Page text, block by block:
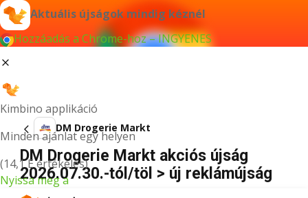
Aktuális újságok mindig kéznél
Hozzáadás a Chrome-hoz – INGYENES
Kimbino applikáció
Minden ajánlat egy helyen
(14,1 E értékelés)
Nyissa meg a
DM Drogerie Markt
DM Drogerie Markt akciós újság
2026.07.30.-tól/töl > új reklámújság